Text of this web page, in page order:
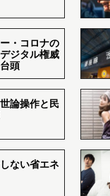
・コロナの
ジタル権威
頭
論操作と民
ない省エネ